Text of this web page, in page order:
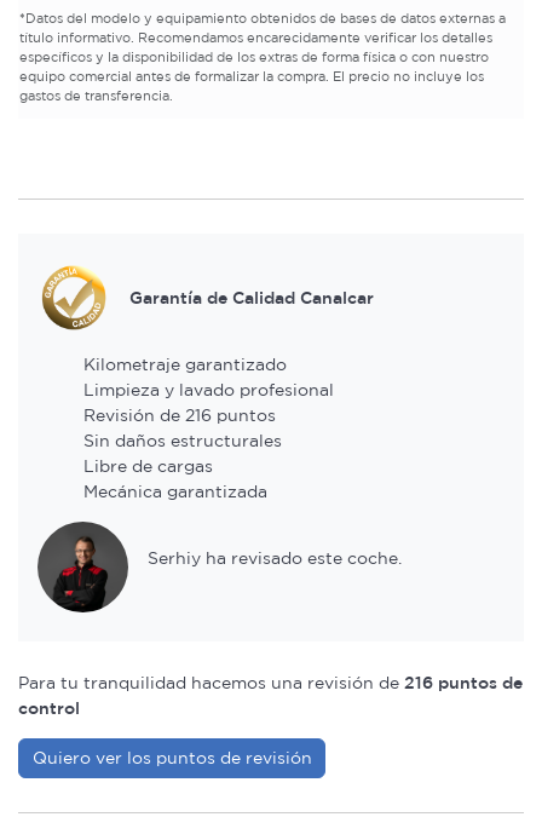
*Datos del modelo y equipamiento obtenidos de bases de datos externas a
título informativo. Recomendamos encarecidamente verificar los detalles
específicos y la disponibilidad de los extras de forma física o con nuestro
equipo comercial antes de formalizar la compra. El precio no incluye los
gastos de transferencia.
Garantía de Calidad Canalcar
Kilometraje garantizado
Limpieza y lavado profesional
Revisión de 216 puntos
Sin daños estructurales
Libre de cargas
Mecánica garantizada
Serhiy ha revisado este coche.
Para tu tranquilidad hacemos una revisión de 216 puntos de
control
Quiero ver los puntos de revisión